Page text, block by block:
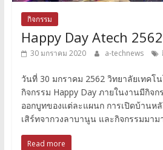
กิจกรรม
Happy Day Atech 2562
30 มกราคม 2020 a-technews
วันที่ 30 มกราคม 2562 วิทยาลัยเทคโ
กิจกรรม Happy Day ภายในงานมีกิจ
ออกบูทของแต่ละแผนก การเปิดบ้านห
เสิร์ทจากวงลาบานูน และกิจกรรมมาม
Read more